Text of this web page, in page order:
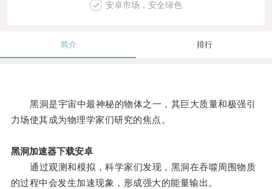
安卓市场，安全绿色
简介 排行
黑洞是宇宙中最神秘的物体之一，其巨大质量和极强引
力场使其成为物理学家们研究的焦点。
黑洞加速器下载安卓
通过观测和模拟，科学家们发现，黑洞在吞噬周围物质
的过程中会发生加速现象，形成强大的能量输出。